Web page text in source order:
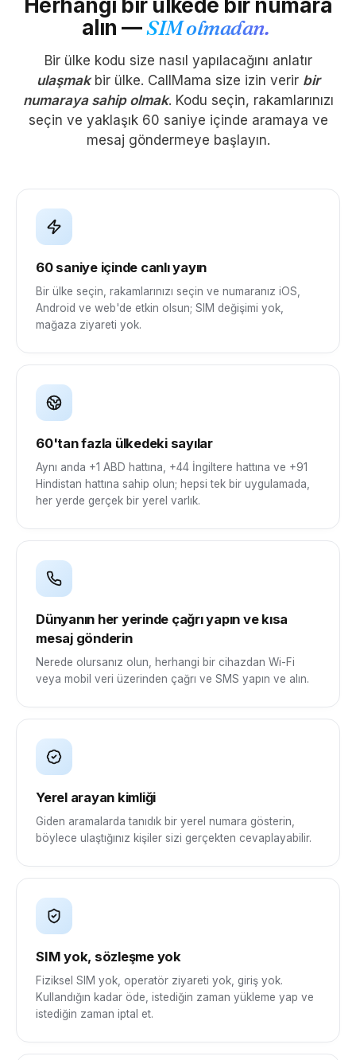
Herhangi bir ülkede bir numara
alın —SIM olmadan.
Bir ülke kodu size nasıl yapılacağını anlatır
ulaşmakbir ülke. CallMama size izin verir bir
numaraya sahip olmak. Kodu seçin, rakamlarınızı
seçin ve yaklaşık 60 saniye içinde aramaya ve
mesaj göndermeye başlayın.
60 saniye içinde canlı yayın
Bir ülke seçin, rakamlarınızı seçin ve numaranız iOS,
Android ve web'de etkin olsun; SIM değişimi yok,
mağaza ziyareti yok.
60'tan fazla ülkedeki sayılar
Aynı anda +1 ABD hattına, +44 İngiltere hattına ve +91
Hindistan hattına sahip olun; hepsi tek bir uygulamada,
her yerde gerçek bir yerel varlık.
Dünyanın her yerinde çağrı yapın ve kısa
mesaj gönderin
Nerede olursanız olun, herhangi bir cihazdan Wi-Fi
veya mobil veri üzerinden çağrı ve SMS yapın ve alın.
Yerel arayan kimliği
Giden aramalarda tanıdık bir yerel numara gösterin,
böylece ulaştığınız kişiler sizi gerçekten cevaplayabilir.
SIM yok, sözleşme yok
Fiziksel SIM yok, operatör ziyareti yok, giriş yok.
Kullandığın kadar öde, istediğin zaman yükleme yap ve
istediğin zaman iptal et.